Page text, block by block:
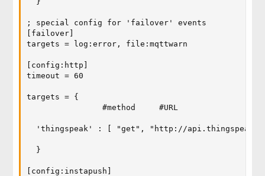
; special config for 'failover' events
[failover]
targets = log:error, file:mqttwarn
[config:http]
timeout = 60
targets = {
#method     #URL               #
'thingspeak' : [ "get", "http://
  }
[config:instapush]